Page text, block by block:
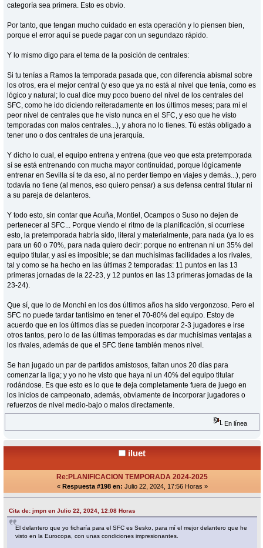
categoría sea primera. Esto es obvio.
Por tanto, que tengan mucho cuidado en esta operación y lo piensen bien,
porque el error aquí se puede pagar con un segundazo rápido.
Y lo mismo digo para el tema de la posición de centrales:
Si tu tenías a Ramos la temporada pasada que, con diferencia abismal sobre
los otros, era el mejor central (y eso que ya no está al nivel que tenía, como es
lógico y natural; lo cual dice muy poco bueno del nivel de los centrales del
SFC, como he ido diciendo reiteradamente en los últimos meses; para mí el
peor nivel de centrales que he visto nunca en el SFC, y eso que he visto
temporadas con malos centrales...), y ahora no lo tienes. Tú estás obligado a
tener uno o dos centrales de una jerarquía.
Y dicho lo cual, el equipo entrena y entrena (que veo que esta pretemporada
sí se está entrenando con mucha mayor continuidad, porque lógicamente
entrenar en Sevilla sí te da eso, al no perder tiempo en viajes y demás...), pero
todavía no tiene (al menos, eso quiero pensar) a sus defensa central titular ni
a su pareja de delanteros.
Y todo esto, sin contar que Acuña, Montiel, Ocampos o Suso no dejen de
pertenecer al SFC... Porque viendo el ritmo de la planificación, si ocurriese
esto, la pretemporada habría sido, literal y materialmente, para nada (ya lo es
para un 60 o 70%, para nada quiero decir: porque no entrenan ni un 35% del
equipo titular, y así es imposible; se dan muchísimas facilidades a los rivales,
tal y como se ha hecho en las últimas 2 temporadas: 11 puntos en las 13
primeras jornadas de la 22-23, y 12 puntos en las 13 primeras jornadas de la
23-24).
Que sí, que lo de Monchi en los dos últimos años ha sido vergonzoso. Pero el
SFC no puede tardar tantísimo en tener el 70-80% del equipo. Estoy de
acuerdo que en los últimos días se pueden incorporar 2-3 jugadores e irse
otros tantos, pero lo de las últimas temporadas es dar muchísimas ventajas a
los rivales, además de que el SFC tiene también menos nivel.
Se han jugado un par de partidos amistosos, faltan unos 20 días para
comenzar la liga; y yo no he visto que haya ni un 40% del equipo titular
rodándose. Es que esto es lo que te deja completamente fuera de juego en
los inicios de campeonato, además, obviamente de incorporar jugadores o
refuerzos de nivel medio-bajo o malos directamente.
En línea
iluet
Re:PLANIFICACION TEMPORADA 2024-2025
« Respuesta #198 en: Julio 22, 2024, 17:56 Horas »
Cita de: jmpn en Julio 22, 2024, 12:08 Horas
El delantero que yo ficharía para el SFC es Sesko, para mí el mejor delantero que he
visto en la Eurocopa, con unas condiciones impresionantes.